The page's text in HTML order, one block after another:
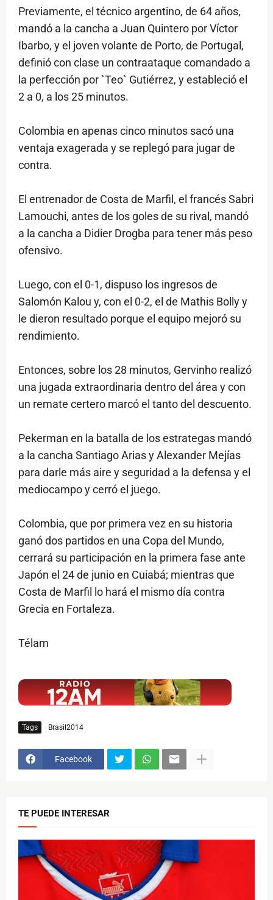
Previamente, el técnico argentino, de 64 años,
mandó a la cancha a Juan Quintero por Víctor
Ibarbo, y el joven volante de Porto, de Portugal,
definió con clase un contraataque comandado a
la perfección por `Teo` Gutiérrez, y estableció el
2 a 0, a los 25 minutos.
Colombia en apenas cinco minutos sacó una
ventaja exagerada y se replegó para jugar de
contra.
El entrenador de Costa de Marfil, el francés Sabri
Lamouchi, antes de los goles de su rival, mandó
a la cancha a Didier Drogba para tener más peso
ofensivo.
Luego, con el 0-1, dispuso los ingresos de
Salomón Kalou y, con el 0-2, el de Mathis Bolly y
le dieron resultado porque el equipo mejoró su
rendimiento.
Entonces, sobre los 28 minutos, Gervinho realizó
una jugada extraordinaria dentro del área y con
un remate certero marcó el tanto del descuento.
Pekerman en la batalla de los estrategas mandó
a la cancha Santiago Arias y Alexander Mejías
para darle más aire y seguridad a la defensa y el
mediocampo y cerró el juego.
Colombia, que por primera vez en su historia
ganó dos partidos en una Copa del Mundo,
cerrará su participación en la primera fase ante
Japón el 24 de junio en Cuiabá; mientras que
Costa de Marfil lo hará el mismo día contra
Grecia en Fortaleza.
Télam
Tags Brasil2014
Facebook
TE PUEDE INTERESAR